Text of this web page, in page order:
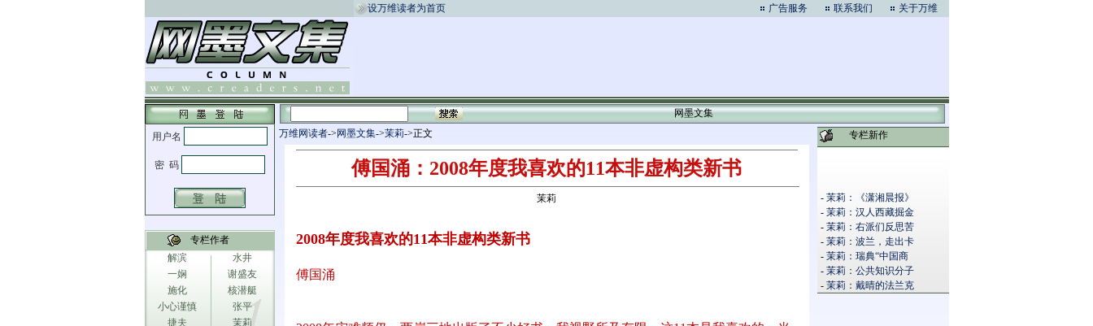
设万维读者为首页 广告服务 联系我们 关于万维
专栏作者
解滨
水井
一娴
谢盛友
施化
核潜艇
小心谨慎
张平
捷夫
茉莉
网墨文集
万维网读者-> 网墨文集->茉莉->正文 专栏新作
- 茉莉：《潇湘晨报》
- 茉莉：汉人西藏掘金
- 茉莉：右派们反思苦
- 茉莉：波兰，走出卡
- 茉莉：瑞典“中国商
- 茉莉：公共知识分子
- 茉莉：戴晴的法兰克
傅国涌：2008年度我喜欢的11本非虚构类新书
茉莉
2008年度我喜欢的11本非虚构类新书
傅国涌